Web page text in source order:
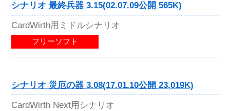
シナリオ 最終兵器 3.15(02.07.09公開 565K)
CardWirth用ミドルシナリオ
フリーソフト
シナリオ 災厄の器 3.08(17.01.10公開 23,019K)
CardWirth Next用シナリオ